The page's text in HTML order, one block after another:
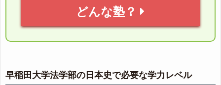
どんな塾？
早稲田大学法学部の日本史で必要な学力レベル